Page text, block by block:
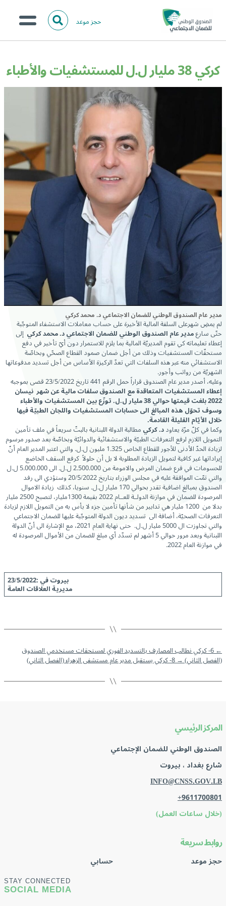
حجز موعد ا
ل
ث
الخدمات الالكترونية
المركز الإعلامي
البحث
كركي 38 مليار ل.ل للمستشفيات والأطباء
مدير عام الصندوق الوطني للضمان الاجتماعي د. محمد كركي
لم يمضِ شهرعلى السلفة المالية الأخيرة على حساب معاملات الاستشفاء المتوجّبة
حتّى سارعمدير عام الصندوق الوطني للضمان الاجتماعي د. محمد كركي إلى
إعطاء تعليماته كي تقوم المديريّة المالية بما يلزم للاستمرار دون أيّ تأخير في دفع
مستحقّات المستشفيات وذلك من أجل ضمان صمود القطاع الصحّي وبخاصّة
الاستشفائي منه عبر هذه السلفات التي تعدّ الركيزة الأساس من أجل تسديد مدفوعاتها
الشهريّة من رواتب وأجور.
وعليه، أصدر مدير عام الصندوق قراراً حمل الرقم 441 تاريخ 23/5/2022 قضى بموجبه
إعطاء المستشفيات المتعاقدة مع الصندوق سلفات مالية عن شهر نيسان
2022 بلغت قيمتها حوالي 38 مليار ل.ل. توزّع بين المستشفيات والأطباء
وسوف تحوّل هذه المبالغ الى حسابات المستشفيات واللجان الطبيّة فيها
خلال الأيّام القليلة القادمة.
وكما في كلّ مرّة يعاودد. كركيمطالبة الدولة اللبنانية بالبتّ سريعاً في ملف تأمين
التمويل اللازم لرفع التعرفات الطبيّة والاستشفائية والدوائيّة وبخاصّة بعد صدور مرسوم
لزيادة الحدّ الأدنى للأجور للقطاع الخاص 1.325 مليون ل.ل. والتي اعتبر المدير العام أنّ
إيراداتها غير كافية لتمويل الزيادة المطلوبة لا بل أن حلولاً كرفع السقف الخاضع
للحسومات في فرع ضمان المرض والامومة من 2.500.000 ل.ل. الى 5.000.000 ل.ل
والتي تمّت الموافقة عليه في مجلس الوزراء بتاريخ 20/5/2022 وستؤدي الى رفد
الصندوق بمبالغ اضافية تقدر بحوالي 170 مليار ل.ل. سنويا، كذلك زيادة الاموال
المرصودة للضمان في موازنة الدولــة للعــام 2022 بقيمة 1300مليار، لتصبح 2500 مليار
بدلا من 1200 مليار هي تدابير من شأنها تأمين جزء لا بأس به من التمويل اللازم لزيادة
التعرفات الصحيّة، أضافة الى تسديد ديون الدولة المتوجّبة عليها للضمان الاجتماعي
والتي تجاوزت ال 5000 مليار ل.ل. حتى نهاية العام 2021، مع الإشارة الى أنّ الدولة
اللبنانية وبعد مرور حوالي 5 أشهر لم تسدّد أي مبلغ للضمان من الأموال المرصودة له
في موازنة العام 2022.
بيروت في :23/5/2022
مديرية العلاقات العامة
← 6- كركي نطالب المصارف بالتسديد الفوري لمستحقات مستخدمي الصندوق
(الفصل الثاني)→8- كركي يستقبل مدير عام مستشفى الزهراء (الفصل الثاني)
المركز الرئيسي
الصندوق الوطني للضمان الإجتماعي
شارع بغداد ، بيروت
INFO@CNSS.GOV.LB
+9611700801
(خلال ساعات العمل)
روابط سريعة
حجز موعد حسابي
STAY CONNECTED
SOCIAL MEDIA